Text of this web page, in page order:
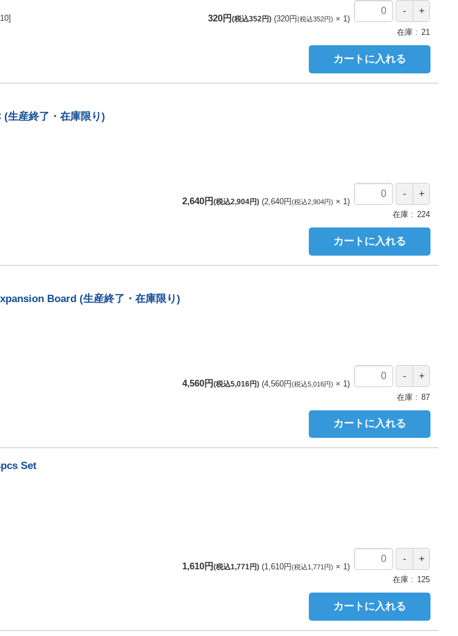
320円(税込352円) 320円(税込352円)
1
在庫
21
カートに入れる
(生産終了・在庫限り)
2,640円(税込2,904円) 2,640円(税込2,904円)
1
在庫
224
カートに入れる
Board (生産終了・在庫限り)
4,560円(税込5,016円) 4,560円(税込5,016円)
1
在庫
87
カートに入れる
Set
1,610円(税込1,771円) 1,610円(税込1,771円)
1
在庫
125
カートに入れる